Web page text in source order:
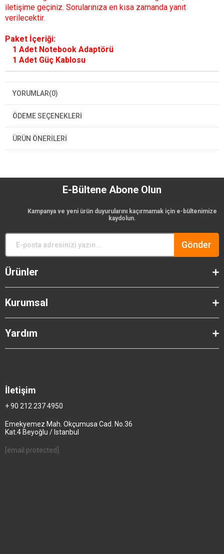
iletişime geçiniz. Sorularınıza en kısa zamanda yanıt
verilecektir.
Paket İçeriği:
1 Adet Notebook Adaptörü
1 Adet Güç Kablosu
YORUMLAR(0)
ÖDEME SEÇENEKLERI
ÜRÜN ÖNERILERI
E-Bültene Abone Olun
Kampanya ve yeni ürün duyurularını kaçırmamak için e-bültenimize
kaydolun.
Gönder
Ürünler
Kurumsal
Yardım
İletişim
+ 90 212 237 4950
Emekyemez Mah. Okçumusa Cad. No.36
Kat.4 Beyoğlu / Istanbul
[email protected]